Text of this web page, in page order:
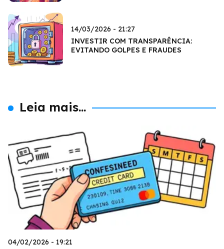
14/03/2026 - 21:27
INVESTIR COM TRANSPARÊNCIA:
EVITANDO GOLPES E FRAUDES
Leia mais...
04/02/2026 - 19:21